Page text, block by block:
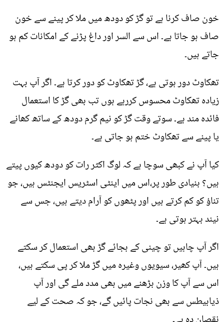
خون صاف کرنا ہے تو گڑ کو دودھ میں ملا کر پینے سے خون
صاف ہو جاتا ہے۔ اس سے السر اور داغ پڑنے کے امکانات کم ہو
جاتے ہیں۔
تھکاوٹ دور ہوتی ہے، گڑ تھکاوٹ کو دور کرتا ہے۔ اگر آپ بہت
زیادہ تھکاوٹ محسوس کررہے ہوں تب بھی گڑ کا استعمال
فائدہ مند ہے۔ سوتے وقت گڑ کو نیم گرم دودھ کے ساتھ کھانے
یا پینے سے تھکاوٹ ختم ہو جاتی ہے۔
کیا آپ نے کبھی سوچا ہے کہ لوگ اکثر رات کو دودھ کیوں پیتے
ہیں؟ بنیادی طور پر،اس میں اینٹی اسٹریس ایجنٹس ہیں، جو
تناؤ کو کم کرتے ہیں اور پٹھوں کو آرام دیتے ہیں، جس سے
نیند بہتر ہوتی ہے۔
اگر آپ چاہیں تو چینی کے بجائے گڑ بھی استعمال کر سکتے
ہیں۔ آپ کھیر، سیویوں وغیرہ میں گڑ ملا کر پی سکتے ہیں،
اس سے آپ کا وزن بڑھنے میں بھی مدد ملے گی اور آپ
ذیابیطس سے بھی نجات پائیں گے، جو کہ صحت کے لیے